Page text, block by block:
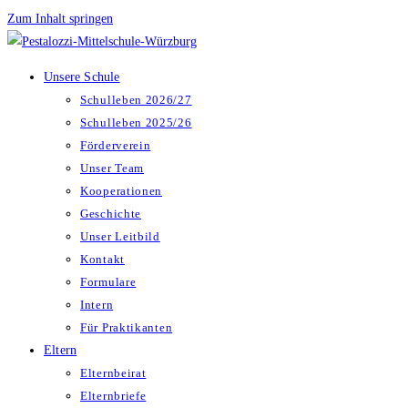
Zum Inhalt springen
Unsere Schule
Schulleben 2026/27
Schulleben 2025/26
Förderverein
Unser Team
Kooperationen
Geschichte
Unser Leitbild
Kontakt
Formulare
Intern
Für Praktikanten
Eltern
Elternbeirat
Elternbriefe